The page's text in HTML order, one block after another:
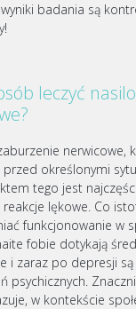
badania są
leczyć
nerwicowe,
określonymi
tego jest
reakcje lękowe. Co
funkcjonowanie w
fobie dotykają
i zaraz po depresji
psychicznych.
w kontekście